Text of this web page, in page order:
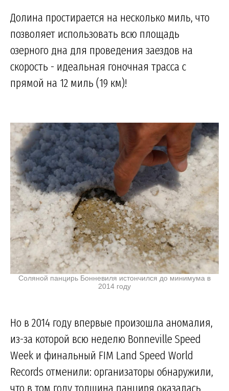
Долина простирается на несколько миль, что
позволяет использовать всю площадь
озерного дна для проведения заездов на
скорость - идеальная гоночная трасса с
прямой на 12 миль (19 км)!
Соляной панцирь Бонневиля истончился до минимума в
2014 году
Но в 2014 году впервые произошла аномалия,
из-за которой всю неделю Bonneville Speed
Week и финальный FIM Land Speed World
Records отменили: организаторы обнаружили,
что в том году толщина панциря оказалась